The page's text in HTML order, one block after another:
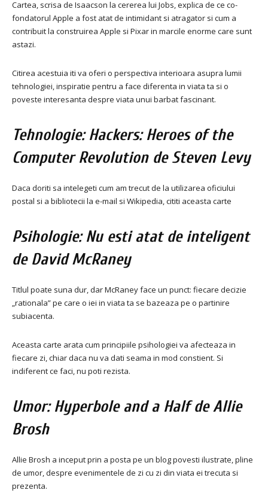
Cartea, scrisa de Isaacson la cererea lui Jobs, explica de ce co-
fondatorul Apple a fost atat de intimidant si atragator si cum a
contribuit la construirea Apple si Pixar in marcile enorme care sunt
astazi.
Citirea acestuia iti va oferi o perspectiva interioara asupra lumii
tehnologiei, inspiratie pentru a face diferenta in viata ta si o
poveste interesanta despre viata unui barbat fascinant.
Tehnologie: Hackers: Heroes of the
Computer Revolution de Steven Levy
Daca doriti sa intelegeti cum am trecut de la utilizarea oficiului
postal si a bibliotecii la e-mail si Wikipedia, cititi aceasta carte
Psihologie: Nu esti atat de inteligent
de David McRaney
Titlul poate suna dur, dar McRaney face un punct: fiecare decizie
„rationala” pe care o iei in viata ta se bazeaza pe o partinire
subiacenta.
Aceasta carte arata cum principiile psihologiei va afecteaza in
fiecare zi, chiar daca nu va dati seama in mod constient. Si
indiferent ce faci, nu poti rezista.
Umor: Hyperbole and a Half de Allie
Brosh
Allie Brosh a inceput prin a posta pe un blog povesti ilustrate, pline
de umor, despre evenimentele de zi cu zi din viata ei trecuta si
prezenta.